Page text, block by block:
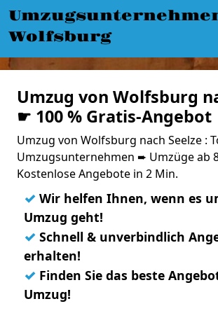
Wolfsburg
Umzug von Wolfsburg
☛ 100 % Gratis-Angebot
Umzug von Wolfsburg nach Seelze :
Umzugsunternehmen ➨ Umzüge ab
Kostenlose Angebote in 2 Min.
✓ Wir helfen Ihnen, wenn es
Umzug geht!
✓ Schnell & unverbindlich
erhalten!
✓ Finden Sie das beste
Umzug!